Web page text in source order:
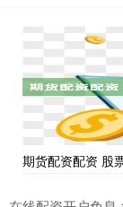
期货配资配资 股